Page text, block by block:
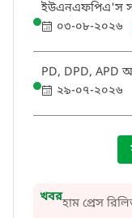
ইউএনএফপিএ'স
থ্রু ডিজিএইচএস
'ডিস্ট্রিক্ট
পরীক্ষায় উত্তীর্ণ
০৩-০৮-২০২৬
PD, DPD, APD
২৯-০৭-২০২৬
খবরহাম প্রেস
হাম প্রেস
হাম প্রেস